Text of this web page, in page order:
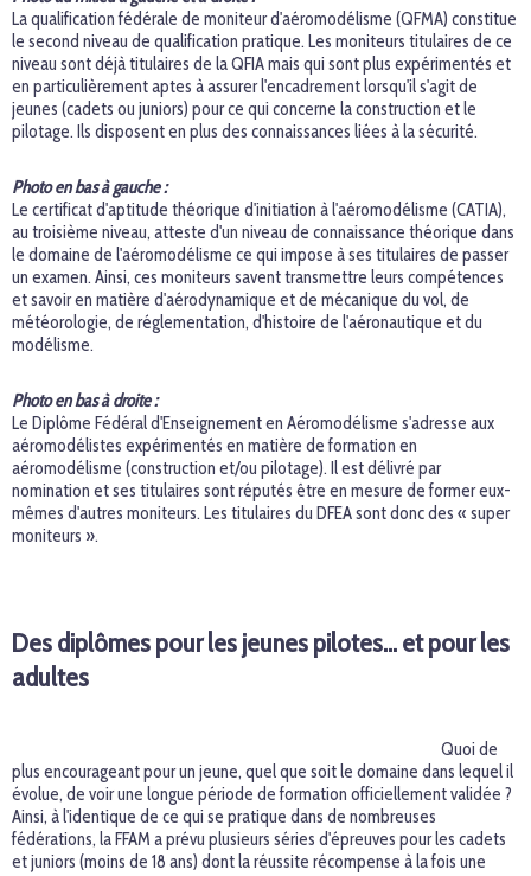
La qualification fédérale de moniteur d'aéromodélisme (QFMA) constitue
le second niveau de qualification pratique. Les moniteurs titulaires de ce
niveau sont déjà titulaires de la QFIA mais qui sont plus expérimentés et
en particulièrement aptes à assurer l'encadrement lorsqu'il s'agit de
jeunes (cadets ou juniors) pour ce qui concerne la construction et le
pilotage. Ils disposent en plus des connaissances liées à la sécurité.
Photo en bas à gauche :
Le certificat d'aptitude théorique d'initiation à l'aéromodélisme (CATIA),
au troisième niveau, atteste d'un niveau de connaissance théorique dans
le domaine de l'aéromodélisme ce qui impose à ses titulaires de passer
un examen. Ainsi, ces moniteurs savent transmettre leurs compétences
et savoir en matière d'aérodynamique et de mécanique du vol, de
météorologie, de réglementation, d'histoire de l'aéronautique et du
modélisme.
Photo en bas à droite :
Le Diplôme Fédéral d'Enseignement en Aéromodélisme s'adresse aux
aéromodélistes expérimentés en matière de formation en
aéromodélisme (construction et/ou pilotage). Il est délivré par
nomination et ses titulaires sont réputés être en mesure de former eux-
mêmes d'autres moniteurs. Les titulaires du DFEA sont donc des « super
moniteurs ».
Des diplômes pour les jeunes pilotes… et pour les
adultes
Quoi de
plus encourageant pour un jeune, quel que soit le domaine dans lequel il
évolue, de voir une longue période de formation officiellement validée ?
Ainsi, à l'identique de ce qui se pratique dans de nombreuses
fédérations, la FFAM a prévu plusieurs séries d'épreuves pour les cadets
et juniors (moins de 18 ans) dont la réussite récompense à la fois une